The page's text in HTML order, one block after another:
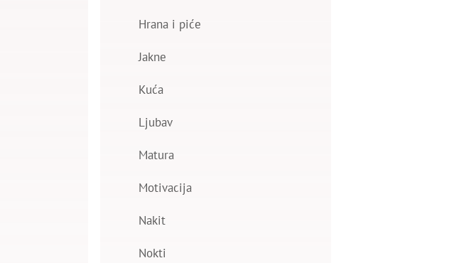
Hrana i piće
Jakne
Kuća
Ljubav
Matura
Motivacija
Nakit
Nokti